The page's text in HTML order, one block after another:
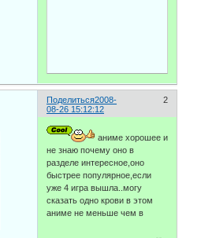
Поделиться 2
2008-
08-26 15:12:12
аниме хорошее и
не знаю почему оно в
разделе интересное,оно
быстрее популярное,если
уже 4 игра вышла..могу
сказать одно крови в этом
аниме не меньше чем в